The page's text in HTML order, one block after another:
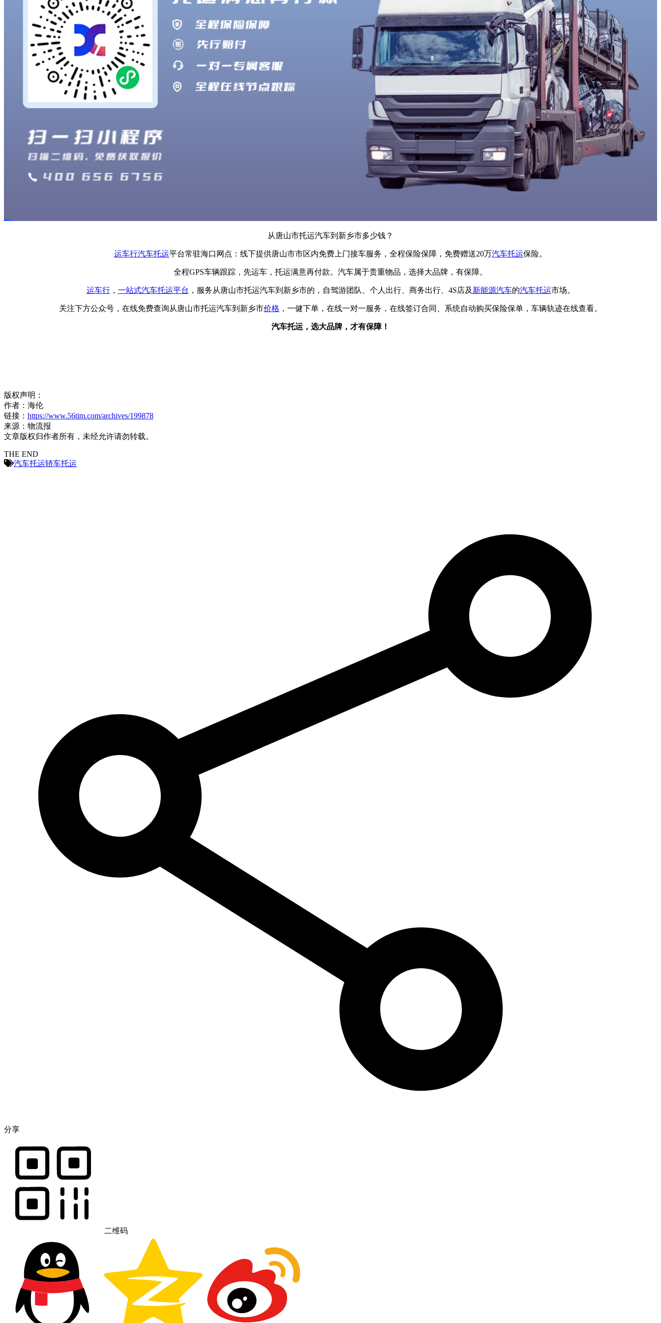
从唐山市托运汽车到新乡市多少钱？
运车行汽车托运平台常驻海口网点：线下提供唐山市市区内免费上门接车服务，全程保险保障，免费赠送20万汽车托运保险。
全程GPS车辆跟踪，先运车，托运满意再付款。汽车属于贵重物品，选择大品牌，有保障。
运车行， 一站式汽车托运平台 ，服务从唐山市托运汽车到新乡市的，自驾游团队、个人出行、商务出行、4S店及 新能源汽车的汽车托运市场。
关注下方公众号，在线免费查询从唐山市托运汽车到新乡市价格 ，一健下单，在线一对一服务，在线签订合同、系统自动购买保险保单，车辆轨迹在线查看。
汽车托运，选大品牌，才有保障！
版权声明：
作者：海伦
链接： https://www.56tim.com/archives/199878
来源：物流报
文章版权归作者所有，未经允许请勿转载。
THE END
汽车托运轿车托运
分享
二维码